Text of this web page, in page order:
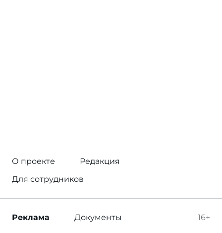
О проекте
Редакция
Для сотрудников
16+
Реклама Документы